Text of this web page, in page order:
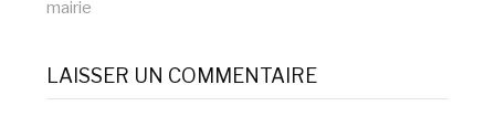
mairie
LAISSER UN COMMENTAIRE